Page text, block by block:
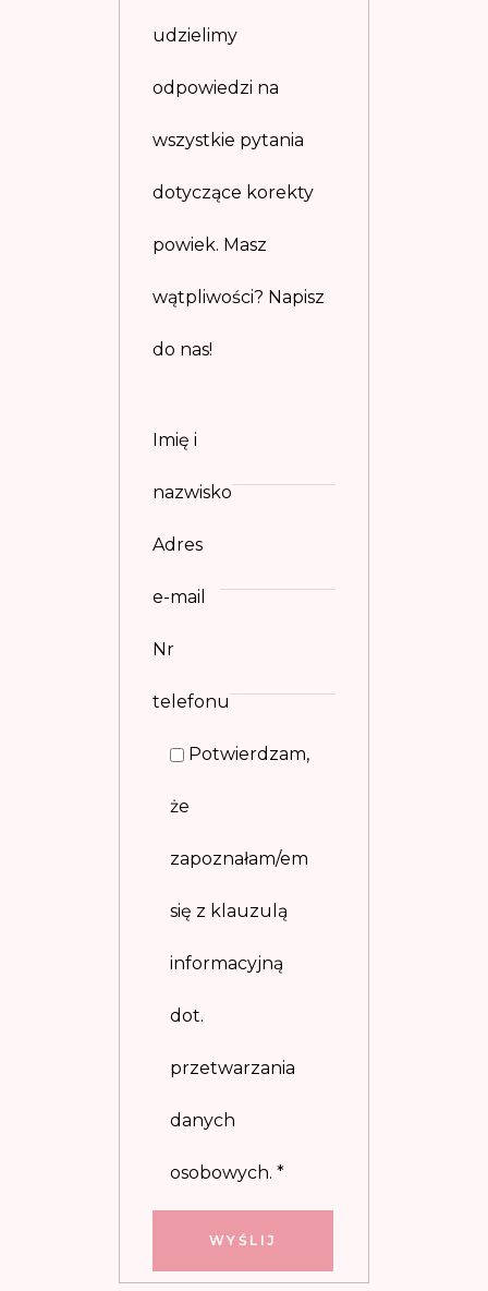
udzielimy
odpowiedzi na
wszystkie pytania
dotyczące korekty
powiek. Masz
wątpliwości? Napisz
do nas!
Imię i
nazwisko
Adres
e-mail
Nr
telefonu
Potwierdzam,
że
zapoznałam/em
się z klauzulą
informacyjną
dot.
przetwarzania
danych
osobowych. *